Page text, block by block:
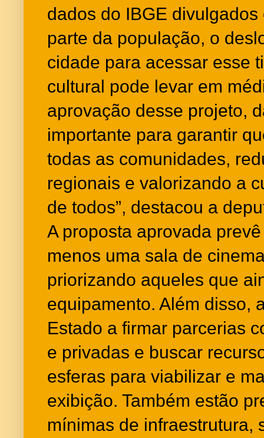
dados do IBGE
parte da população, o
cidade para acessar esse
cultural pode levar em
aprovação desse projeto,
importante para garantir
todas as comunidades,
regionais e valorizando a
de todos”, destacou a
A proposta aprovada
menos uma sala de
priorizando aqueles que
equipamento. Além disso,
Estado a firmar parcerias
e privadas e buscar
esferas para viabilizar e
exibição. Também estão
mínimas de infraestrutura,